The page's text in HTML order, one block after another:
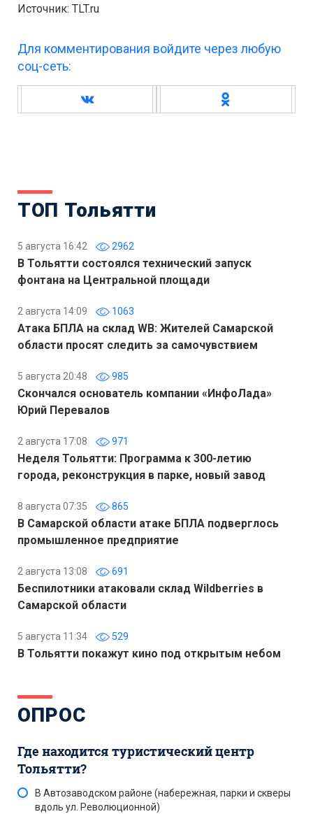
Источник: TLT.ru
Для комментирования войдите через любую
соц-сеть:
ТОП Тольятти
5 августа 16:42 2962
В Тольятти состоялся технический запуск
фонтана на Центральной площади
2 августа 14:09 1063
Атака БПЛА на склад WB: Жителей Самарской
области просят следить за самочувствием
5 августа 20:48 985
Скончался основатель компании «ИнфоЛада»
Юрий Перевалов
2 августа 17:08 971
Неделя Тольятти: Программа к 300-летию
города, реконструкция в парке, новый завод
8 августа 07:35 865
В Самарской области атаке БПЛА подверглось
промышленное предприятие
2 августа 13:08 691
Беспилотники атаковали склад Wildberries в
Самарской области
5 августа 11:34 529
В Тольятти покажут кино под открытым небом
ОПРОС
Где находится туристический центр
Тольятти?
В Автозаводском районе (набережная, парки и скверы
вдоль ул. Революционной)